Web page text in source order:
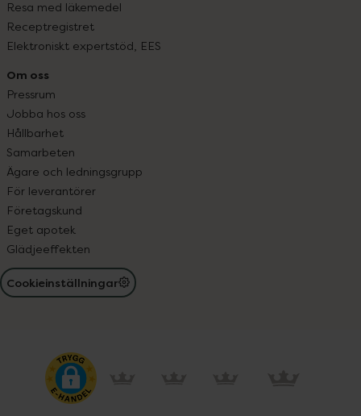
Resa med läkemedel
Receptregistret
Elektroniskt expertstöd, EES
Om oss
Pressrum
Jobba hos oss
Hållbarhet
Samarbeten
Ägare och ledningsgrupp
För leverantörer
Företagskund
Eget apotek
Glädjeeffekten
Cookieinställningar